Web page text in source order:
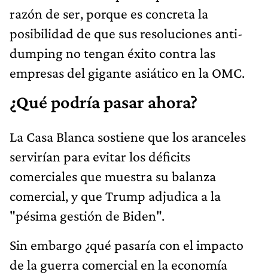
razón de ser, porque es concreta la
posibilidad de que sus resoluciones anti-
dumping no tengan éxito contra las
empresas del gigante asiático en la OMC.
¿Qué podría pasar ahora?
La Casa Blanca sostiene que los aranceles
servirían para evitar los déficits
comerciales que muestra su balanza
comercial, y que Trump adjudica a la
"pésima gestión de Biden".
Sin embargo ¿qué pasaría con el impacto
de la guerra comercial en la economía